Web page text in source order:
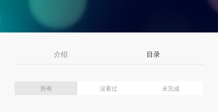
介绍 目录
所有 没看过 未完成